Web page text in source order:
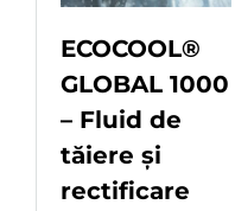
ECOCOOL®
GLOBAL 1000
– Fluid de
tăiere și
rectificare